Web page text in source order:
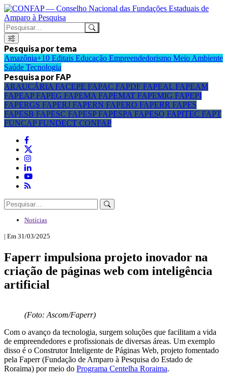
Pesquisa por tema
Amazônia+10 Editais Educação Empreendedorismo Meio Ambiente
Saúde Tecnologia
Pesquisa por FAP
ARAUCÁRIA FACEPE FAPAC FAPDF FAPEAL FAPEAM
FAPEAPFAPEG FAPEMA FAPEMAT FAPEMIG FAPEPI
FAPERGS FAPERJ FAPERN FAPERO FAPERR FAPES
FAPESB FAPESC FAPESPFAPESPA FAPESQ FAPITEC FAPT
FUNCAPFUNDECT CONFAP
Notícias
| Em 31/03/2025
Faperr impulsiona projeto inovador na
criação de páginas web com inteligência
artificial
(Foto: Ascom/Faperr)
Com o avanço da tecnologia, surgem soluções que facilitam a vida
de empreendedores e profissionais de diversas áreas. Um exemplo
disso é o Construtor Inteligente de Páginas Web, projeto fomentado
pela Faperr (Fundação de Amparo à Pesquisa do Estado de
Roraima) por meio do Programa Centelha Roraima.